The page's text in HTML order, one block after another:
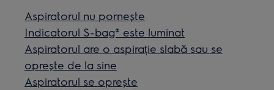
Aspiratorul nu pornește
Indicatorul S-bag® este luminat
Aspiratorul are o aspirație slabă sau se
oprește de la sine
Aspiratorul se oprește